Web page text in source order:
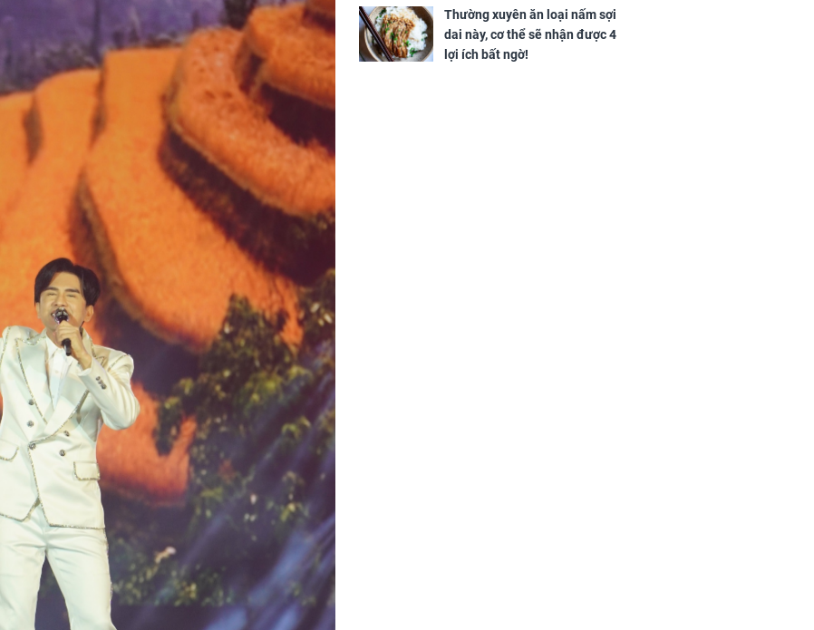
cuốn', vươn mình thành đại gia
trong phút chốc
Thường xuyên ăn loại nấm sợi
dai này, cơ thể sẽ nhận được 4
lợi ích bất ngờ!